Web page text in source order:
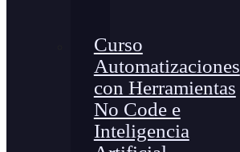
Curso
Automatizaciones
con Herramientas
No Code e
Inteligencia